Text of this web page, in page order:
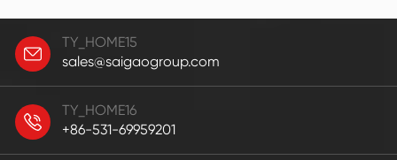
TY_HOME15
sales@saigaogroup.com
TY_HOME16
+86-531-69959201